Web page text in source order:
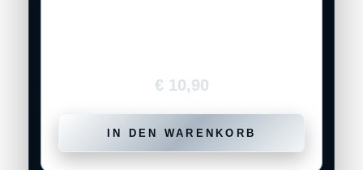
€ 10,90
IN DEN WARENKORB